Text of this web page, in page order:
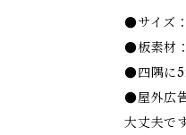
●サイズ
●板素材
●四隅に
●屋外広
大丈夫です